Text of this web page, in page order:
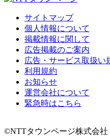
サイトマップ
個人情報について
掲載情報に関して
広告掲載のご案内
広告・サービス取扱い
利用規約
お知らせ
運営会社について
緊急時はこちら
©NTTタウンページ株式会社